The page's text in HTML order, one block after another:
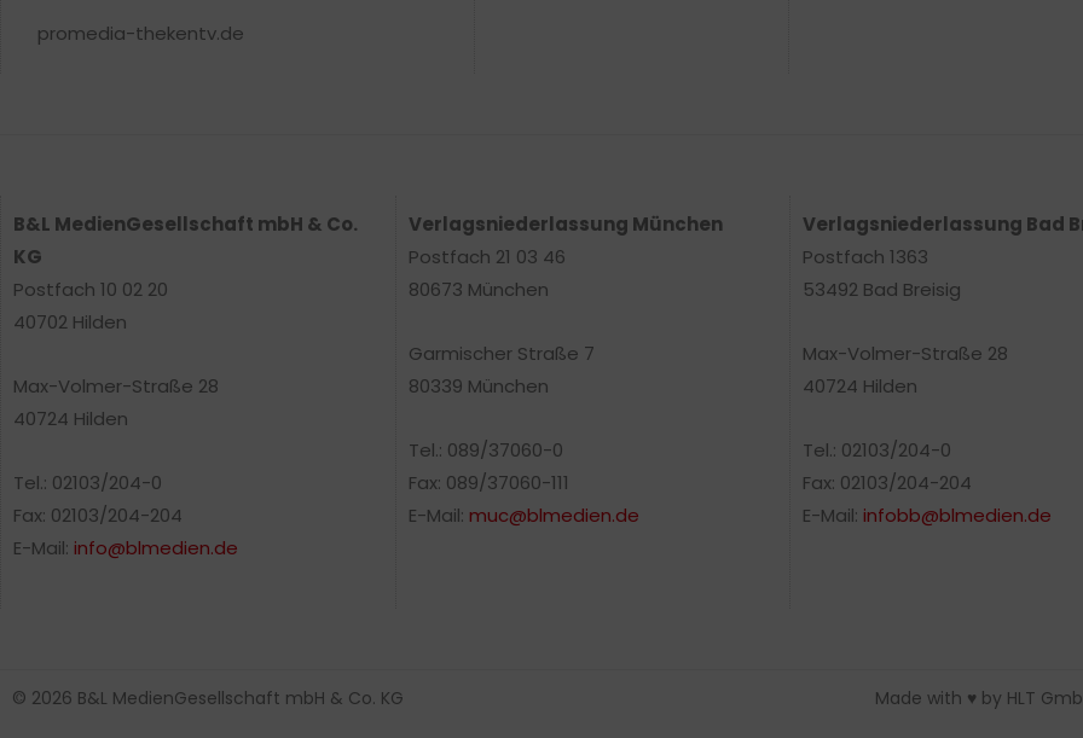
promedia-thekentv.de
B&L MedienGesellschaft mbH & Co.
KG
Postfach 10 02 20
40702 Hilden
Max-Volmer-Straße 28
40724 Hilden
Tel.: 02103/204-0
Fax: 02103/204-204
E-Mail: info@blmedien.de
Verlagsniederlassung München
Postfach 21 03 46
80673 München
Garmischer Straße 7
80339 München
Tel.: 089/37060-0
Fax: 089/37060-111
E-Mail: muc@blmedien.de
Verlagsniederlassung Bad
Postfach 1363
53492 Bad Breisig
Max-Volmer-Straße 28
40724 Hilden
Tel.: 02103/204-0
Fax: 02103/204-204
E-Mail: infobb@blmedien.de
© 2026 B&L MedienGesellschaft mbH & Co. KG Made with ♥ by HLT